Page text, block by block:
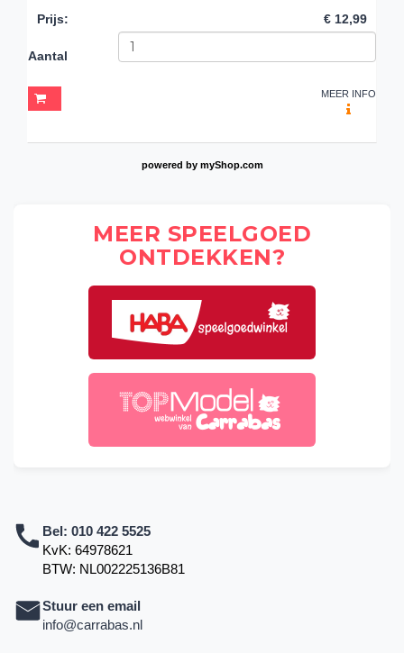
Prijs: € 12,99
Aantal
MEER INFO
powered by myShop.com
MEER SPEELGOED
ONTDEKKEN?
Bel: 010 422 5525
KvK: 64978621
BTW: NL002225136B81
Stuur een email
info@carrabas.nl